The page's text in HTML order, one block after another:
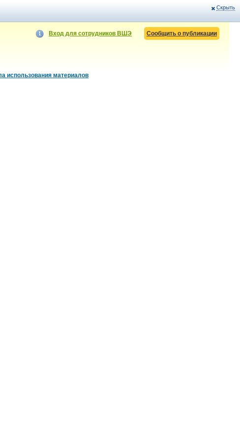
Скрыть
Сообщить о публикации
Вход для сотрудников ВШЭ
использования материалов